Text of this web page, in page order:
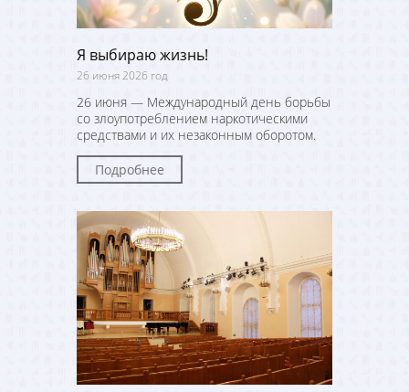
Я выбираю жизнь!
26 июня 2026 год
26 июня — Международный день борьбы
со злоупотреблением наркотическими
средствами и их незаконным оборотом.
Подробнее